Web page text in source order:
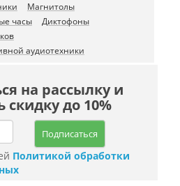
Магнитолы
часы
Диктофоны
аудиотехники
на рассылку и
скидку до 10%
Подписаться
Политикой обработки